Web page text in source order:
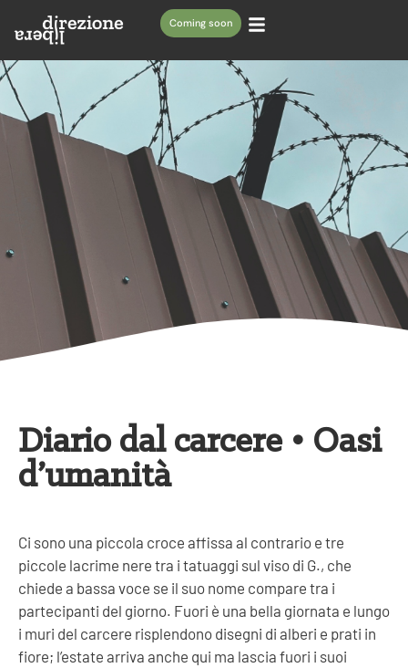
Coming soon
Diario dal carcere • Oasi
d’umanità
Ci sono una piccola croce affissa al contrario e tre
piccole lacrime nere tra i tatuaggi sul viso di G., che
chiede a bassa voce se il suo nome compare tra i
partecipanti del giorno. Fuori è una bella giornata e lungo
i muri del carcere risplendono disegni di alberi e prati in
fiore; l’estate arriva anche qui ma lascia fuori i suoi